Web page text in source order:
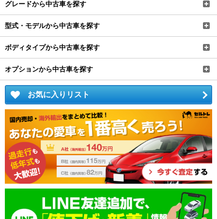
グレードから中古車を探す
型式・モデルから中古車を探す
ボディタイプから中古車を探す
オプションから中古車を探す
お気に入りリスト